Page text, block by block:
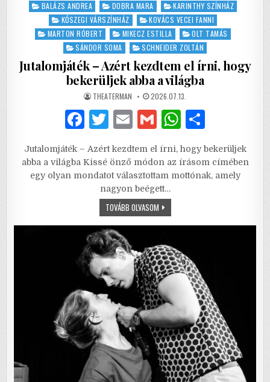
Posted
BALÁZS ANDREA DOBRA MARA
KARINTHY SZÍNHÁZ
KŐSZEGI VÁRSZÍNHÁZ
KOVÁCS VECEI FANNI
MARTON RÓBERT
MIKECZ ESTILLA
OLT TAMÁS
SÁNDOR SOMA
SCHNEIDER ZOLTÁN
Jutalomjáték – Azért kezdtem el írni, hogy
bekerüljek abba a világba
AUTHOR:
THEATERMAN PUBLISHED
2026.07.13.
F
c
e
b
o
k
T
it
te
r
E
ai
l
G
ai
l
W
at
s
ar
e
Jutalomjáték – Azért kezdtem el írni, hogy bekerüljek
abba a világba Kissé önző módon az írásom címében
egy olyan mondatot választottam mottónak, amely
nagyon beégett…
TOVÁBB OLVASOMJUTALOMJÁTÉK
–
AZÉRT
ÍRNI,
HOGY
BEKERÜLJEK
ABBA
A
VILÁGBA